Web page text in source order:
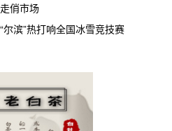
俏市场
滨”热打响全国冰雪竞技赛